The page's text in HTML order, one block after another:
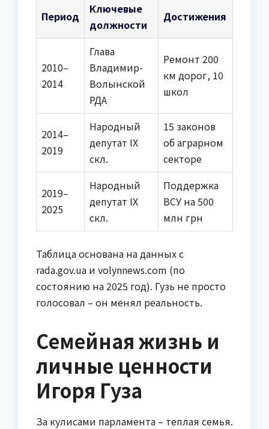
Период
Ключевые
должности
Достижения
2010–
2014
Глава
Владимир-
Волынской
РДА
Ремонт 200
км дорог, 10
школ
2014–
2019
Народный
депутат IX
скл.
15 законов
об аграрном
секторе
2019–
2025
Народный
депутат IX
скл.
Поддержка
ВСУ на 500
млн грн
Таблица основана на данных с
rada.gov.ua и volynnews.com (по
состоянию на 2025 год). Гузь не просто
голосовал – он менял реальность.
Семейная жизнь и
личные ценности
Игоря Гуза
За кулисами парламента – теплая семья.